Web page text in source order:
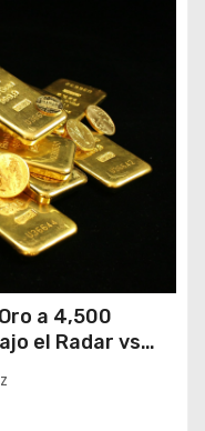
a 4,500
el Radar vs